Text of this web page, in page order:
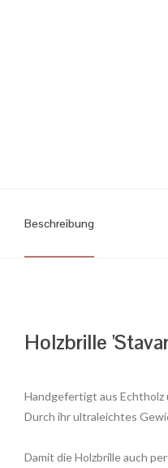
Beschreibung
Holzbrille
Handgefertigt aus
Durch ihr ultraleichtes
Damit die Holzbrille auch